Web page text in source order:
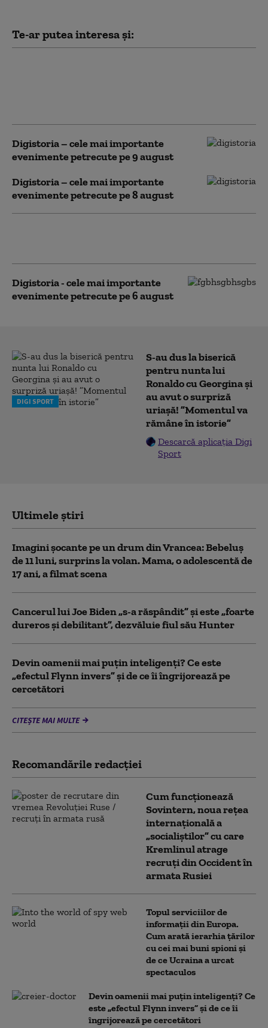
Te-ar putea interesa și:
Digistoria – cele mai importante
evenimente petrecute pe 9 august
Digistoria – cele mai importante
evenimente petrecute pe 8 august
Digistoria - cele mai importante
evenimente petrecute pe 6 august
DIGI SPORT
S-au dus la biserică
pentru nunta lui
Ronaldo cu Georgina și
au avut o surpriză
uriașă! ”Momentul va
rămâne în istorie”
Descarcă aplicația Digi
Sport
Ultimele știri
Imagini șocante pe un drum din Vrancea: Bebeluș
de 11 luni, surprins la volan. Mama, o adolescentă de
17 ani, a filmat scena
Cancerul lui Joe Biden „s-a răspândit” şi este „foarte
dureros și debilitant”, dezvăluie fiul său Hunter
Devin oamenii mai puțin inteligenți? Ce este
„efectul Flynn invers” și de ce îi îngrijorează pe
cercetători
CITEȘTE MAI MULTE
Recomandările redacţiei
Cum funcționează
Sovintern, noua rețea
internațională a
„socialiștilor” cu care
Kremlinul atrage
recruți din Occident în
armata Rusiei
Topul serviciilor de
informații din Europa.
Cum arată ierarhia țărilor
cu cei mai buni spioni și
de ce Ucraina a urcat
spectaculos
Devin oamenii mai puțin inteligenți? Ce
este „efectul Flynn invers” și de ce îi
îngrijorează pe cercetători